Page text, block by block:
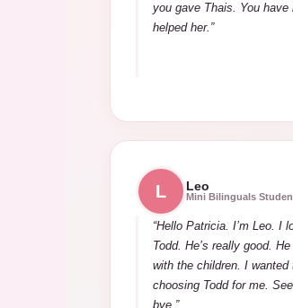
you gave Thais. You
helped her.”
L Leo
Mini Bilinguals
“Hello Patricia. I’m Leo. I
Todd. He’s really good.
with the children. I
choosing Todd for me.
bye.”